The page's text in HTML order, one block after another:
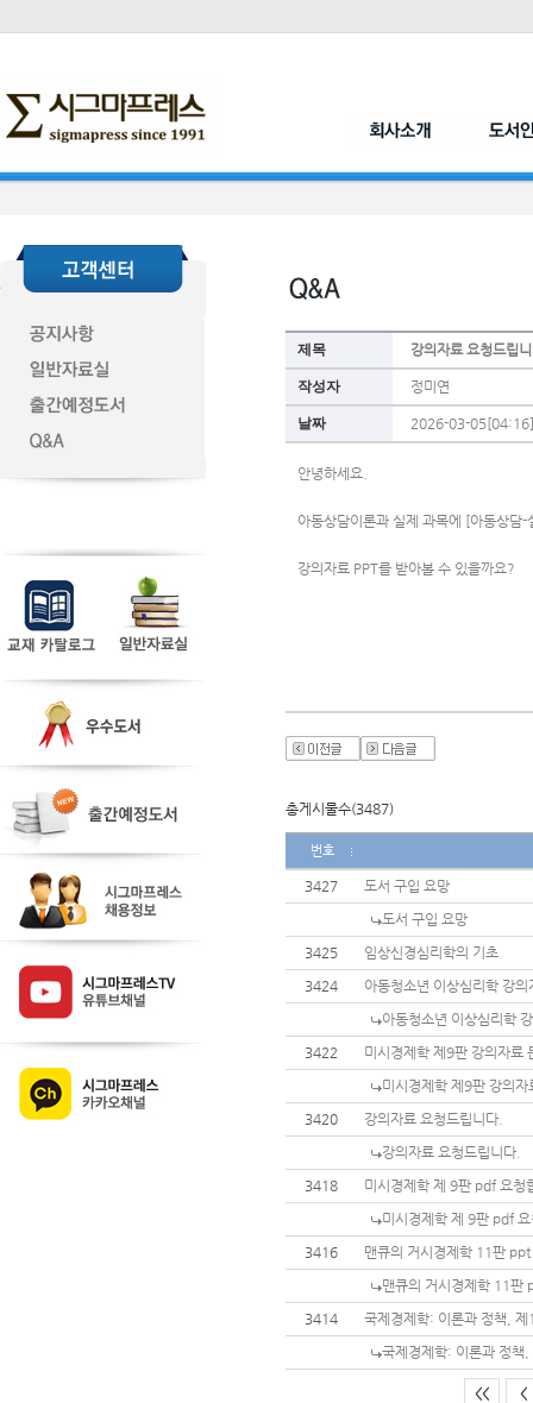
제목 강의자료 요청드립
작성자 정미연
날짜 2026-03-05[04:16]
안녕하세요.
아동상담이론과 실제 과목에 [아동상
강의자료 PPT를 받아볼 수 있을까요?
총게시물수(3487)
번호
3427
도서 구입 요망
도서 구입 요망
3425
임상신경심리학의 기초
3424
아동청소년 이상심리학 강의
아동청소년 이상심리학
3422
미시경제학 제9판 강의자료
미시경제학 제9판 강의자
3420
강의자료 요청드립니다.
강의자료 요청드립니다.
3418
미시경제학 제 9판 pdf 요청
미시경제학 제 9판 pdf
3416
맨큐의 거시경제학 11판
맨큐의 거시경제학 11판
3414
국제경제학: 이론과 정책,
국제경제학: 이론과 정
<< <